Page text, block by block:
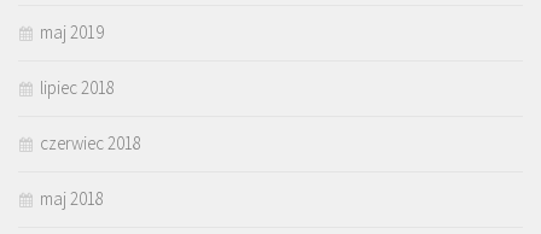
maj 2019
lipiec 2018
czerwiec 2018
maj 2018